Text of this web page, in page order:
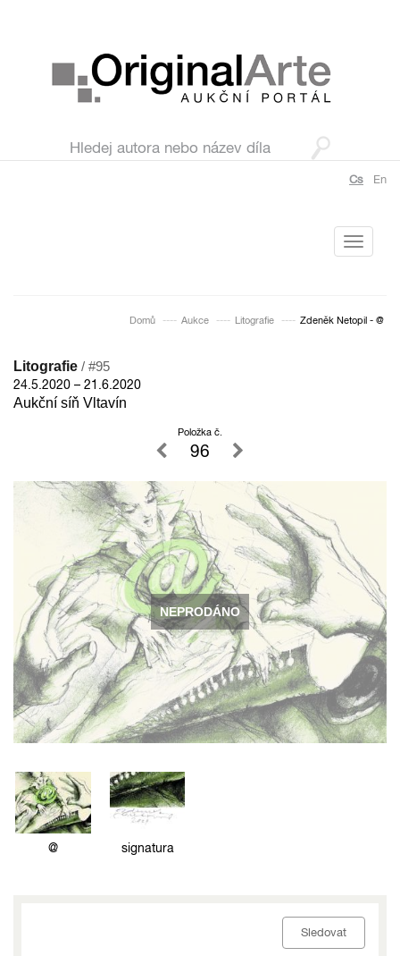
Cs En
Toggle
Domů Aukce Litografie Zdeněk Netopil - @
Litografie / #95
24.5.2020 – 21.6.2020
Aukční síň Vltavín
Položka č.
96
NEPRODÁNO
@ signatura
Sledovat